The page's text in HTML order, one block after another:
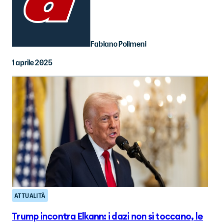
Fabiano Polimeni
1 aprile 2025
ATTUALITÀ
Trump incontra Elkann: i dazi non si toccano, le